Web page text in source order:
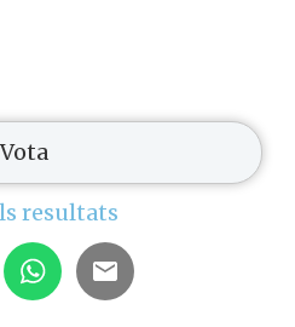
coherent que el
espanyola?